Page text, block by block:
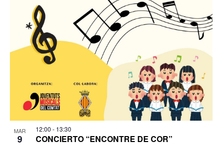
MAR
9 CONCIERTO “ENCONTRE DE COR”
12:00 - 13:30